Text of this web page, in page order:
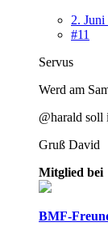
2.
#11
Servus
Werd am
@harald soll
Gruß David
Mitglied bei
BMF-